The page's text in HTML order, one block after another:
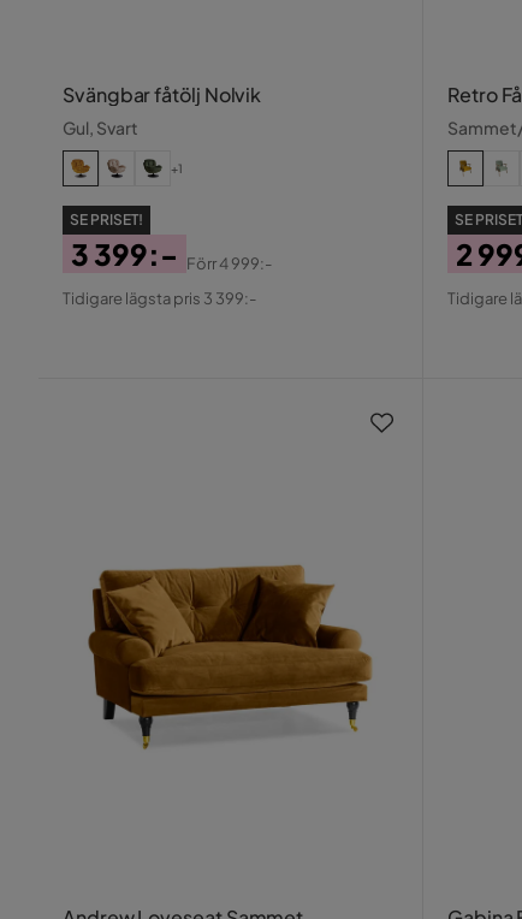
Svängbar fåtölj Nolvik
Gul, Svart
+1
SE PRISET!
Pris
3 399:-
Original
Förr4 999:-
Tidigare lägsta pris 3 399:-
Retro
SE
Pris
2
Tidigare